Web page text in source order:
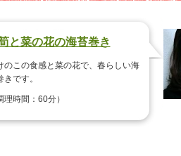
と菜の花の海苔巻き
のこの食感と菜の花で、春らしい海
きです。
理時間：60分）